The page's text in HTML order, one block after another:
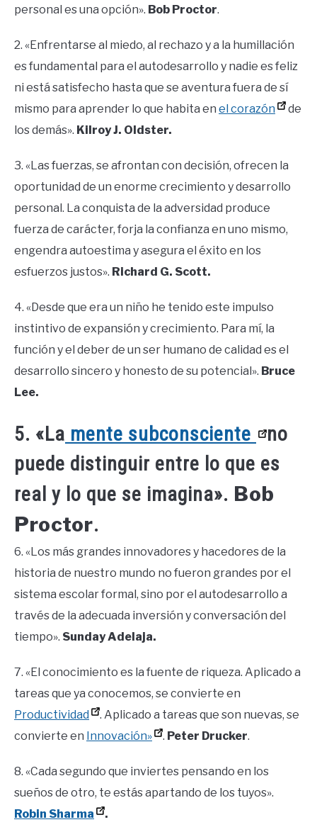
personal es una opción». Bob Proctor.
2. «Enfrentarse al miedo, al rechazo y a la humillación
es fundamental para el autodesarrollo y nadie es feliz
ni está satisfecho hasta que se aventura fuera de sí
mismo para aprender lo que habita en el corazón
de
los demás». Kilroy J. Oldster.
3. «Las fuerzas, se afrontan con decisión, ofrecen la
oportunidad de un enorme crecimiento y desarrollo
personal. La conquista de la adversidad produce
fuerza de carácter, forja la confianza en uno mismo,
engendra autoestima y asegura el éxito en los
esfuerzos justos». Richard G. Scott.
4. «Desde que era un niño he tenido este impulso
instintivo de expansión y crecimiento. Para mí, la
función y el deber de un ser humano de calidad es el
desarrollo sincero y honesto de su potencial». Bruce
Lee.
5. «La mente subconsciente
no
puede distinguir entre lo que es
real y lo que se imagina». Bob
Proctor.
6. «Los más grandes innovadores y hacedores de la
historia de nuestro mundo no fueron grandes por el
sistema escolar formal, sino por el autodesarrollo a
través de la adecuada inversión y conversación del
tiempo». Sunday Adelaja.
7. «El conocimiento es la fuente de riqueza. Aplicado a
tareas que ya conocemos, se convierte en
Productividad
. Aplicado a tareas que son nuevas, se
convierte en Innovación» . Peter Drucker.
8. «Cada segundo que inviertes pensando en los
sueños de otro, te estás apartando de los tuyos».
Robin Sharma
.